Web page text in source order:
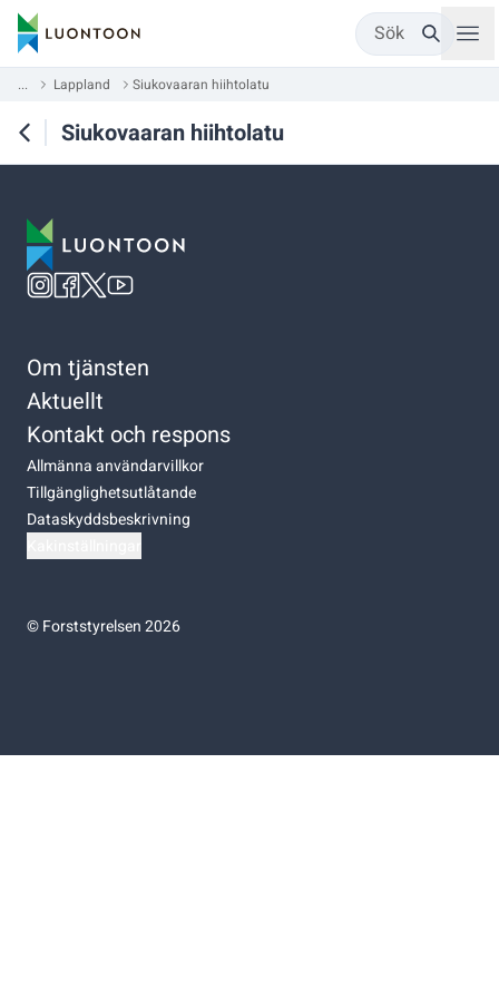
Sök
... Lappland Siukovaaran hiihtolatu
Siukovaaran hiihtolatu
Om tjänsten
Aktuellt
Kontakt och respons
Allmänna användarvillkor
Tillgänglighetsutlåtande
Dataskyddsbeskrivning
©Forststyrelsen 2026